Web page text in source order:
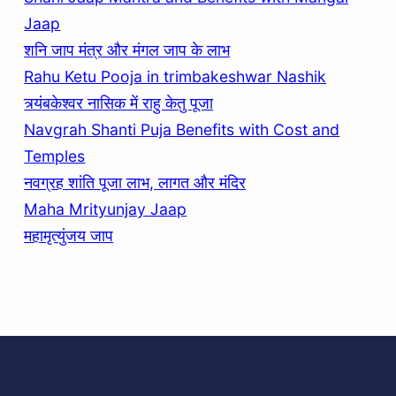
Jaap
शनि जाप मंत्र और मंगल जाप के लाभ
Rahu Ketu Pooja in trimbakeshwar Nashik
त्र्यंबकेश्वर नासिक में राहु केतु पूजा
Navgrah Shanti Puja Benefits with Cost and
Temples
नवग्रह शांति पूजा लाभ, लागत और मंदिर
Maha Mrityunjay Jaap
महामृत्युंजय जाप